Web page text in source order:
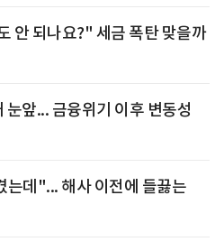
안 되나요?" 세금 폭탄 맞을까
앞... 금융위기 이후 변동성
는데"... 해사 이전에 들끓는